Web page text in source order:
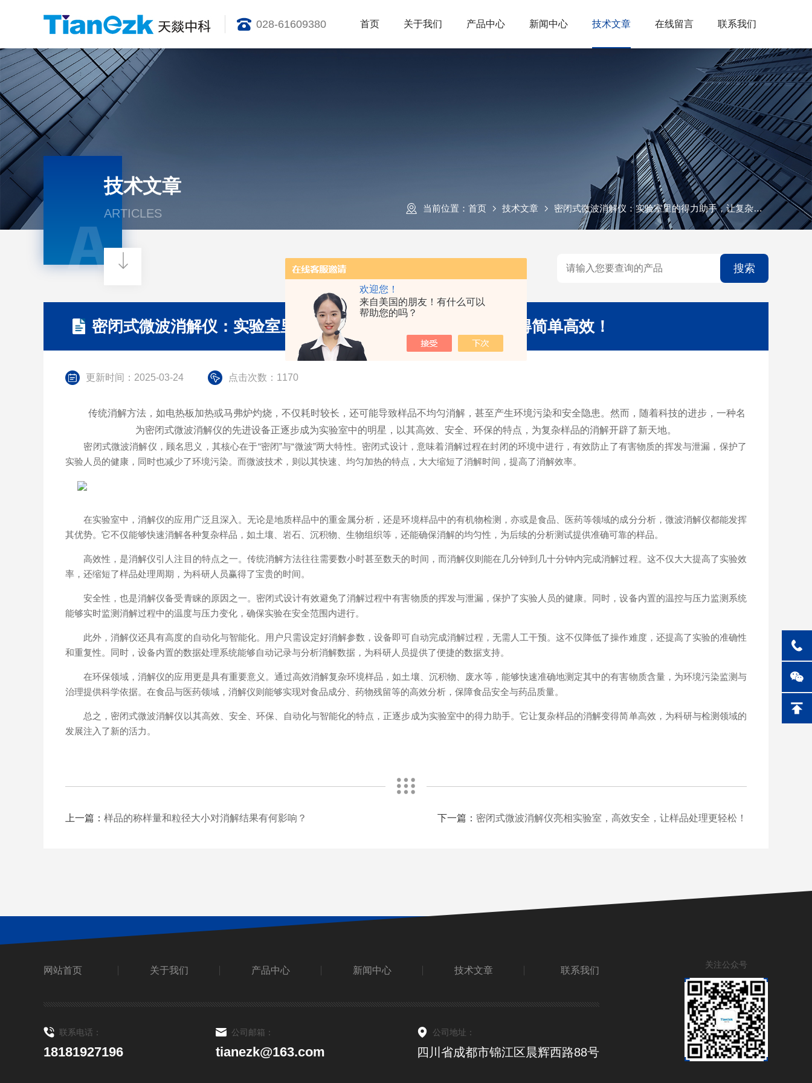
欢迎您！
来自美国的朋友！有什么可以
帮助您的吗？
028-61609380 首页 关于我们 产品中心 新闻中心 技术文章 在线留言 联系我们
当前位置： 首页 技术文章 密闭式微波消解仪：实验室里的得力助手，让复杂样品消解变得简单高效！
A
技术文章
ARTICLES
搜索
密闭式微波消解仪：实验室里的得力助手，让复杂样品消解变得简单高效！
更新时间：2025-03-24 点击次数：1170
传统消解方法，如电热板加热或马弗炉灼烧，不仅耗时较长，还可能导致样品不均匀消解，甚至产生环境污染和安全隐患。然而，随着科技的进步，一种名
为密闭式微波消解仪的先进设备正逐步成为实验室中的明星，以其高效、安全、环保的特点，为复杂样品的消解开辟了新天地。
密闭式微波消解仪，顾名思义，其核心在于“密闭”与“微波”两大特性。密闭式设计，意味着消解过程在封闭的环境中进行，有效防止了有害物质的挥发与泄漏，保护了
实验人员的健康，同时也减少了环境污染。而微波技术，则以其快速、均匀加热的特点，大大缩短了消解时间，提高了消解效率。
在实验室中，消解仪的应用广泛且深入。无论是地质样品中的重金属分析，还是环境样品中的有机物检测，亦或是食品、医药等领域的成分分析，微波消解仪都能发挥
其优势。它不仅能够快速消解各种复杂样品，如土壤、岩石、沉积物、生物组织等，还能确保消解的均匀性，为后续的分析测试提供准确可靠的样品。
高效性，是消解仪引人注目的特点之一。传统消解方法往往需要数小时甚至数天的时间，而消解仪则能在几分钟到几十分钟内完成消解过程。这不仅大大提高了实验效
率，还缩短了样品处理周期，为科研人员赢得了宝贵的时间。
安全性，也是消解仪备受青睐的原因之一。密闭式设计有效避免了消解过程中有害物质的挥发与泄漏，保护了实验人员的健康。同时，设备内置的温控与压力监测系统
能够实时监测消解过程中的温度与压力变化，确保实验在安全范围内进行。
此外，消解仪还具有高度的自动化与智能化。用户只需设定好消解参数，设备即可自动完成消解过程，无需人工干预。这不仅降低了操作难度，还提高了实验的准确性
和重复性。同时，设备内置的数据处理系统能够自动记录与分析消解数据，为科研人员提供了便捷的数据支持。
在环保领域，消解仪的应用更是具有重要意义。通过高效消解复杂环境样品，如土壤、沉积物、废水等，能够快速准确地测定其中的有害物质含量，为环境污染监测与
治理提供科学依据。在食品与医药领域，消解仪则能够实现对食品成分、药物残留等的高效分析，保障食品安全与药品质量。
总之，密闭式微波消解仪以其高效、安全、环保、自动化与智能化的特点，正逐步成为实验室中的得力助手。它让复杂样品的消解变得简单高效，为科研与检测领域的
发展注入了新的活力。
上一篇： 样品的称样量和粒径大小对消解结果有何影响？ 下一篇： 密闭式微波消解仪亮相实验室，高效安全，让样品处理更轻松！
网站首页 关于我们 产品中心 新闻中心 技术文章 联系我们
联系电话：
18181927196
公司邮箱：
tianezk@163.com
公司地址：
四川省成都市锦江区晨辉西路88号
关注公众号